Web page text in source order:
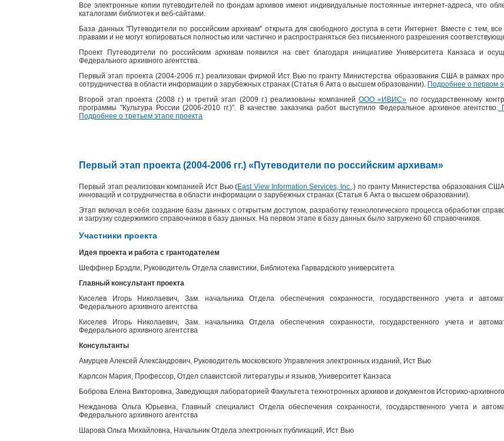
Все электронные копии путеводителей по фондам архивов имеют индивидуальные постоянные интернет-адреса, что
каталогами библиотек и веб-сайтами.
База данных "Путеводители по российским архивам" открыта для свободного доступа в сети Интернет. Вместе с тем,
правами и не могут копироваться полностью или частично и распространяться без письменного разрешения
Проект Путеводители по российским архивам появился на свет благодаря инициативе Университета Канзаса и
Федерального архивного агентства.
Первый этап проекта (2004-2006 гг.) реализован фирмой Ист Вью по гранту Министерства образования США в рамках
сотрудничества в области информации о зарубежных странах (Статья 6 Акта о высшем образовании). Подробнее о первом
Второй этап проекта (2008 г.) и третий этап (2009 г.) реализованы компаниейООО «ИВИС» по государственному
программы "Культура России (2006-2010 гг.)". В качестве заказчика работ выступило Федеральное архивное агентство.
Подробнее о третьем этапе проекта
Первый этап проекта (2004-2006 гг.) «Путеводители по российским архивам»
Первый этап реализован компанией Ист Вью (East View Information Services, Inc. .) по гранту Министерства образования
инноваций и сотрудничества в области информации о зарубежных странах (Статья 6 Акта о высшем образовании).
Этап включал в себя создание базы данных с открытым доступом, разработку технологического процесса обработки
и загрузку содержимого справочников в базу данных. На первом этапе в базу данных было загружено 60 справочников.
Участники проекта
Идея проекта и работа с грантодателем
Шеффнер Брэдли, Руководитель Отдела славистики, Библиотека Гарвардского университета
Главный консультант проекта
Киселев Игорь Николаевич, Зам. начальника Отдела обеспечения сохранности, государственного учета и
Федерального архивного агентства
Киселев Игорь Николаевич, Зам. начальника Отдела обеспечения сохранности, государственного учета и
Федерального архивного агентства
Консультанты
Амурцев Алексей Александрович, Руководитель московского Управления электронных изданий, Ист Вью
Карлсон Мария, Профессор, Отдел славистской литературы и языков, Университет Канзаса
Боброва Елена Викторовна, Заведующая лабораторией Факультета технотронных архивов и документов Историко-
Нежданова Ольга Юрьевна, Главный специалист Отдела обеспечения сохранности, государственного учета и
Федерального архивного агентства
Шарова Ольга Михайловна, Начальник Отдела электронных публикаций, Ист Вью